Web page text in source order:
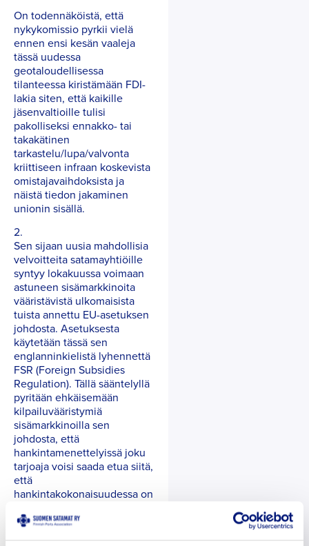
On todennäköistä, että
nykykomissio pyrkii vielä
ennen ensi kesän vaaleja
tässä uudessa
geotaloudellisessa
tilanteessa kiristämään FDI-
lakia siten, että kaikille
jäsenvaltioille tulisi
pakolliseksi ennakko- tai
takakätinen
tarkastelu/lupa/valvonta
kriittiseen infraan koskevista
omistajavaihdoksista ja
näistä tiedon jakaminen
unionin sisällä.
2.
Sen sijaan uusia mahdollisia
velvoitteita satamayhtiöille
syntyy lokakuussa voimaan
astuneen sisämarkkinoita
vääristävistä ulkomaisista
tuista annettu EU-asetuksen
johdosta. Asetuksesta
käytetään tässä sen
englanninkielistä lyhennettä
FSR (Foreign Subsidies
Regulation). Tällä sääntelyllä
pyritään ehkäisemään
kilpailuvääristymiä
sisämarkkinoilla sen
johdosta, että
hankintamenettelyissä joku
tarjoaja voisi saada etua siitä,
että
hankintakokonaisuudessa on
valtiollisten toimijoiden (tai